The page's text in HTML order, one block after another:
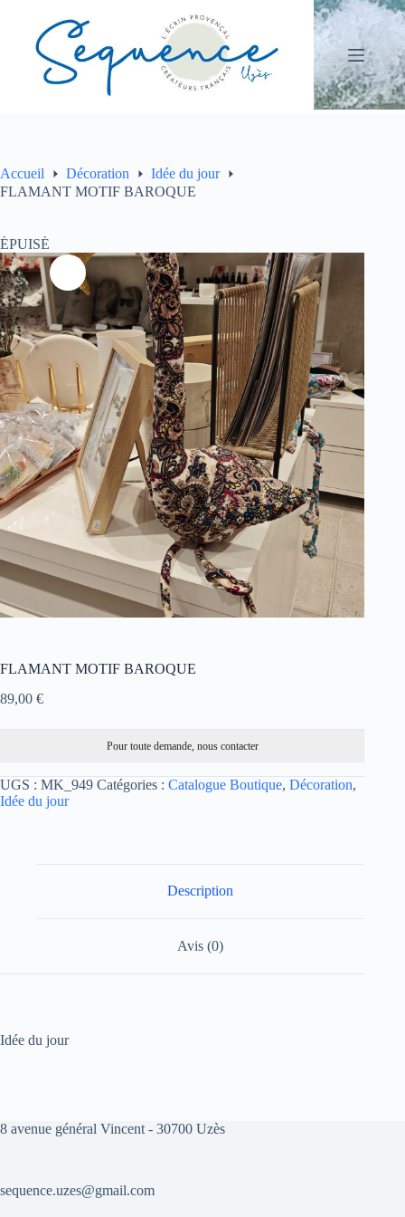
contenu
Accueil Décoration
Idée du jour
FLAMANT MOTIF BAROQUE
ÉPUISÉ
FLAMANT MOTIF BAROQUE
89,00 €
Pour toute demande, nous contacter
UGS : MK_949 Catégories : Catalogue Boutique, Décoration,
Idée du jour
Description
Avis (0)
Idée du jour
8 avenue général Vincent - 30700 Uzès
sequence.uzes@gmail.com